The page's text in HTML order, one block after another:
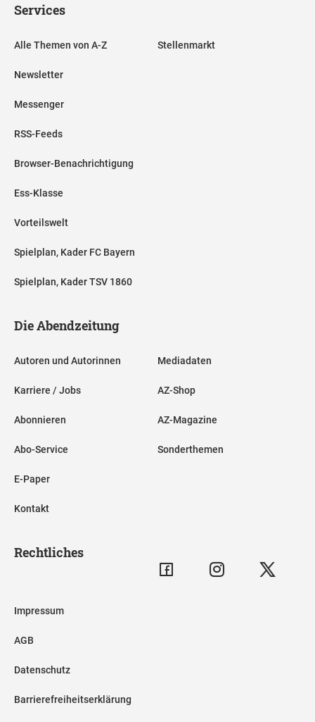
Services
Alle Themen von A-Z
Newsletter
Messenger
RSS-Feeds
Browser-Benachrichtigung
Ess-Klasse
Vorteilswelt
Spielplan, Kader FC Bayern
Spielplan, Kader TSV 1860
Stellenmarkt
Die Abendzeitung
Autoren und Autorinnen
Karriere / Jobs
Abonnieren
Abo-Service
E-Paper
Kontakt
Mediadaten
AZ-Shop
AZ-Magazine
Sonderthemen
Rechtliches
Impressum
AGB
Datenschutz
Barrierefreiheitserklärung